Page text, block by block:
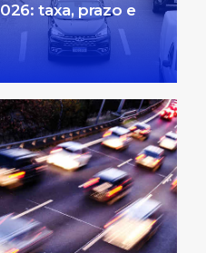
taxa, prazo e